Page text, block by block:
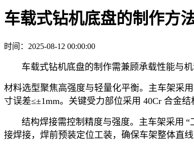
车载式钻机底盘的制作方
时间：2025-08-12 00:00:00
车载式钻机底盘的制作需兼顾承载性能与机
材料选型聚焦高强度与轻量化平衡。主车架采用
寸误差≤±1mm。关键受力部位采用 40Cr 合金结
结构焊接需控制精度与强度。主车架采用 “
接焊接，焊前预装定位工装，确保车架整体直